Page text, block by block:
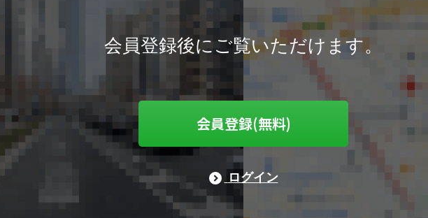
会員登録後にご覧いただけます。
会員登録(無料)
ログイン